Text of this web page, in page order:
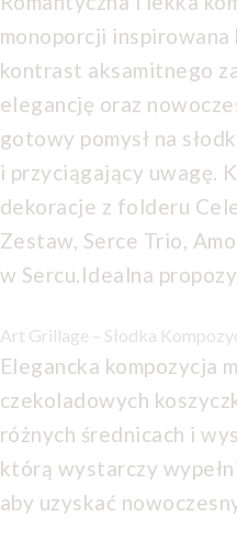
monoporcji
kontrast aksamitnego
elegancję oraz
gotowy pomysł na
i przyciągający uwagę.
dekoracje z folderu
Zestaw, Serce Trio,
w Sercu.Idealna
Art Grillage – Słodka
Elegancka kompozycja
czekoladowych
różnych średnicach i
którą wystarczy
aby uzyskać